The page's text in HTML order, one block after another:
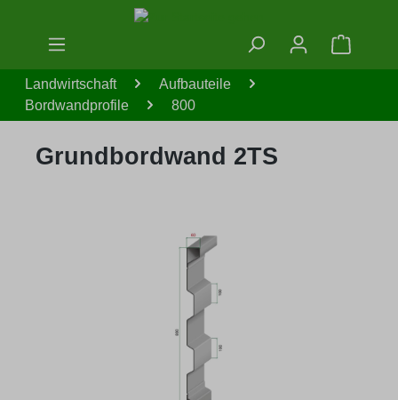
Zum Hauptinhalt springen
Landwirtschaft
Aufbauteile
Bordwandprofile
800
Grundbordwand 2TS